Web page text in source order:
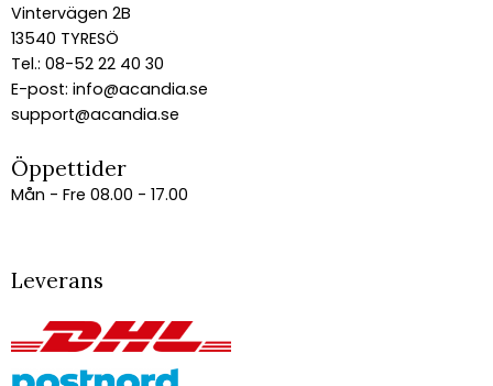
Vintervägen 2B
13540 TYRESÖ
Tel.: 08-52 22 40 30
E-post: info@acandia.se
support@acandia.se
Öppettider
Mån - Fre 08.00 - 17.00
Leverans